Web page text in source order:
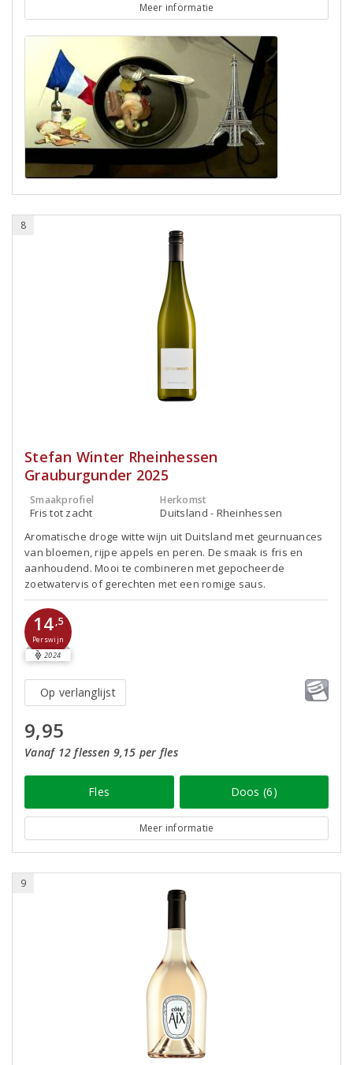
Meer informatie
8
Stefan Winter Rheinhessen
Grauburgunder 2025
Smaakprofiel
Fris tot zacht
Herkomst
Duitsland - Rheinhessen
Aromatische droge witte wijn uit Duitsland met geurnuances
van bloemen, rijpe appels en peren. De smaak is fris en
aanhoudend. Mooi te combineren met gepocheerde
zoetwatervis of gerechten met een romige saus.
14,5
Perswijn
2024
Op verlanglijst
9,95
Vanaf 12 flessen 9,15 per fles
Fles Doos (6)
Meer informatie
9